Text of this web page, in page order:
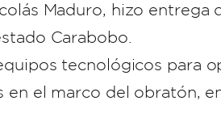
Maduro, hizo entrega
Carabobo.
tecnológicos para
el marco del obratón,